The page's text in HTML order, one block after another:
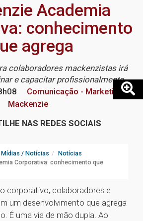
Academia
conhecimento
agrega
colaboradores mackenzistas irá
e capacitar profissionalmente
Comunicação - Marketing
Mackenzie
NAS REDES SOCIAIS
Mídias / Notícias
Notícias
Corporativa: conhecimento que
corporativo, colaboradores e
um desenvolvimento que agrega
É uma via de mão dupla. Ao